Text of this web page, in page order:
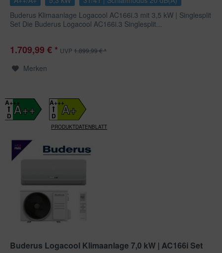
Buderus Klimaanlage Logacool AC166i.3 mit 3,5 kW | Singlesplit
Set Die Buderus Logacool AC166i.3 Singlesplit...
1.709,99 € * UVP1.899,99 € *
Merken
A++
A+++
D
A+
A+++
D
PRODUKTDATENBLATT
Buderus Logacool Klimaanlage 7,0 kW | AC166i Set